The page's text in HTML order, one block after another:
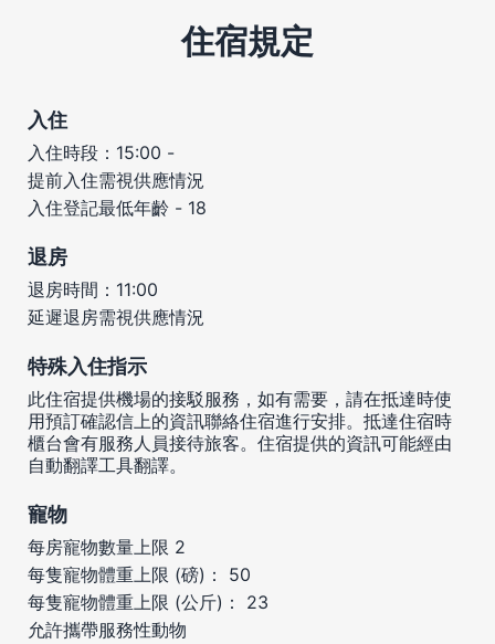
住宿規定
入住
入住時段：15:00 -
提前入住需視供應情況
入住登記最低年齡 - 18
退房
退房時間：11:00
延遲退房需視供應情況
特殊入住指示
此住宿提供機場的接駁服務，如有需要，請在抵達時使
用預訂確認信上的資訊聯絡住宿進行安排。抵達住宿時
櫃台會有服務人員接待旅客。住宿提供的資訊可能經由
自動翻譯工具翻譯。
寵物
每房寵物數量上限 2
每隻寵物體重上限 (磅)： 50
每隻寵物體重上限 (公斤)： 23
允許攜帶服務性動物